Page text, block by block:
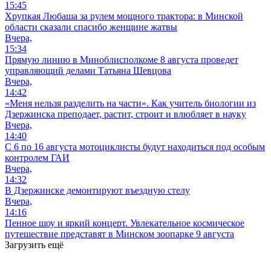
15:45
Хрупкая Любаша за рулем мощного трактора: в Минской
области сказали спасибо женщине жатвы
Вчера,
15:34
Прямую линию в Миноблисполкоме 8 августа проведет
управляющий делами Татьяна Шевцова
Вчера,
14:42
«Меня нельзя разделить на части». Как учитель биологии из
Дзержинска преподает, растит, строит и влюбляет в науку
Вчера,
14:40
С 6 по 16 августа мотоциклисты будут находиться под особым
контролем ГАИ
Вчера,
14:32
В Дзержинске демонтируют въездную стелу
Вчера,
14:16
Пенное шоу и яркий концерт. Увлекательное космическое
путешествие представят в Минском зоопарке 9 августа
Загрузить ещё